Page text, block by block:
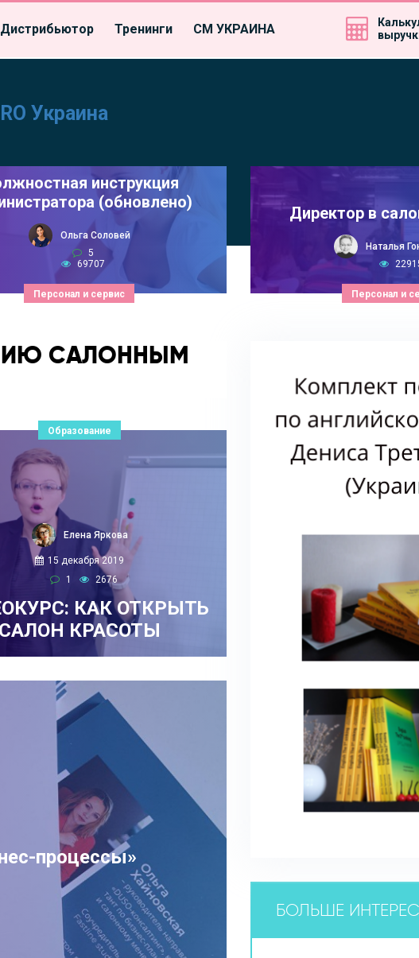
Дистрибьютор Тренинги СМ УКРАИНА
Украина
Персонал и сервис
инструкция
(обновлено)
Ольга Соловей
5
69707
Персонал и
Директор в
Наталья
САЛОННЫМ
Образование
Елена Яркова
15 декабря 2019
1
2676
КАК ОТКРЫТЬ
САЛОН КРАСОТЫ
процессы»
БОЛЬШЕ